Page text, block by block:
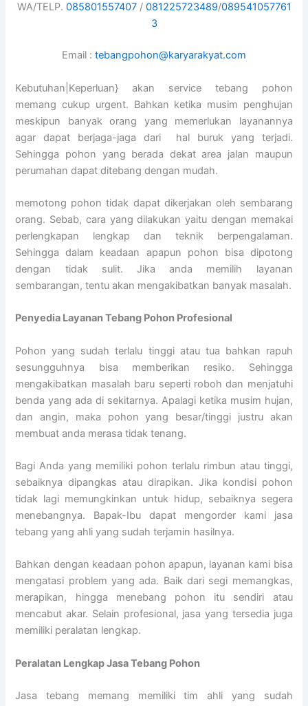
WA/TELP. 085801557407/ 081225723489/089541057761
3
Email : tebangpohon@karyarakyat.com
Kebutuhan|Keperluan} akan service tebang pohon
memang cukup urgent. Bahkan ketika musim penghujan
meskipun banyak orang yang memerlukan layanannya
agar dapat berjaga-jaga dari hal buruk yang terjadi.
Sehingga pohon yang berada dekat area jalan maupun
perumahan dapat ditebang dengan mudah.
memotong pohon tidak dapat dikerjakan oleh sembarang
orang. Sebab, cara yang dilakukan yaitu dengan memakai
perlengkapan lengkap dan teknik berpengalaman.
Sehingga dalam keadaan apapun pohon bisa dipotong
dengan tidak sulit. Jika anda memilih layanan
sembarangan, tentu akan mengakibatkan banyak masalah.
Penyedia Layanan Tebang Pohon Profesional
Pohon yang sudah terlalu tinggi atau tua bahkan rapuh
sesungguhnya bisa memberikan resiko. Sehingga
mengakibatkan masalah baru seperti roboh dan menjatuhi
benda yang ada di sekitarnya. Apalagi ketika musim hujan,
dan angin, maka pohon yang besar/tinggi justru akan
membuat anda merasa tidak tenang.
Bagi Anda yang memiliki pohon terlalu rimbun atau tinggi,
sebaiknya dipangkas atau dirapikan. Jika kondisi pohon
tidak lagi memungkinkan untuk hidup, sebaiknya segera
menebangnya. Bapak-Ibu dapat mengorder kami jasa
tebang yang ahli yang sudah terjamin hasilnya.
Bahkan dengan keadaan pohon apapun, layanan kami bisa
mengatasi problem yang ada. Baik dari segi memangkas,
merapikan, hingga menebang pohon itu sendiri atau
mencabut akar. Selain profesional, jasa yang tersedia juga
memiliki peralatan lengkap.
Peralatan Lengkap Jasa Tebang Pohon
Jasa tebang memang memiliki tim ahli yang sudah